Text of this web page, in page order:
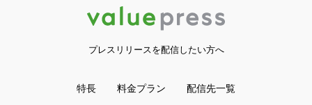
プレスリリースを配信したい方へ
特長 料金プラン 配信先一覧